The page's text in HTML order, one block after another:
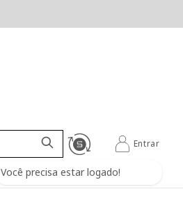
Você precisa estar logado!
Entrar